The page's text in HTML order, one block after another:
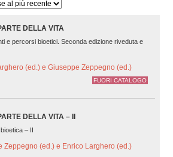
DELLA VITA
e percorsi bioetici. Seconda edizione riveduta e
(ed.) e Giuseppe Zeppegno (ed.)
FUORI CATALOGO
DELLA VITA – II
– II
Zeppegno (ed.) e Enrico Larghero (ed.)